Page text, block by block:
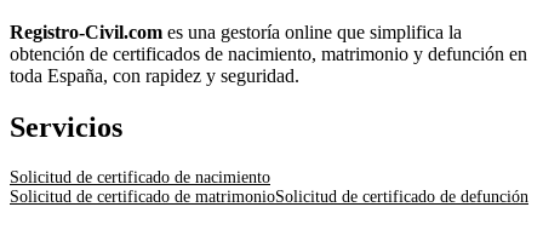
Registro-Civil.com es una gestoría online que simplifica la
obtención de certificados de nacimiento, matrimonio y defunción en
toda España, con rapidez y seguridad.
Servicios
Solicitud de certificado de nacimiento
Solicitud de certificado de matrimonioSolicitud de certificado de defunción